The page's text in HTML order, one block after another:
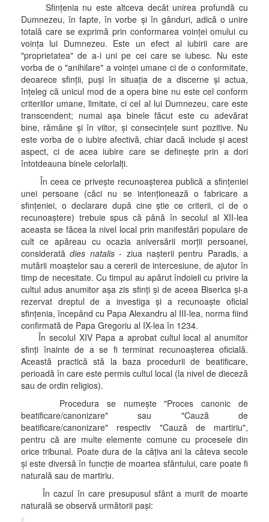
Sfinţenia nu este altceva decât unirea profundă cu
Dumnezeu, în fapte, în vorbe şi în gânduri, adică o unire
totală care se exprimă prin conformarea voinţei omului cu
voinţa lui Dumnezeu. Este un efect al iubirii care are
"proprietatea" de a-i uni pe cei care se iubesc. Nu este
vorba de o "anihilare" a voinţei umane ci de o conformitate,
deoarece sfinţii, puşi în situaţia de a discerne şi actua,
înţeleg că unicul mod de a opera bine nu este cel conform
criteriilor umane, limitate, ci cel al lui Dumnezeu, care este
transcendent; numai aşa binele făcut este cu adevărat
bine, rămâne şi în viitor, şi consecinţele sunt pozitive. Nu
este vorba de o iubire afectivă, chiar dacă include şi acest
aspect, ci de acea iubire care se defineşte prin a dori
întotdeauna binele celorlalţi.
În ceea ce priveşte recunoaşterea publică a sfinţeniei
unei persoane (căci nu se intenţionează o fabricare a
sfinţeniei, o declarare după cine ştie ce criterii, ci de o
recunoaştere) trebuie spus că până în secolul al XII-lea
aceasta se făcea la nivel local prin manifestări populare de
cult ce apăreau cu ocazia aniversării morţii persoanei,
consideratădies natalis- ziua naşterii pentru Paradis, a
mutării moaştelor sau a cererii de intercesiune, de ajutor în
timp de necesitate. Cu timpul au apărut îndoieli cu privire la
cultul adus anumitor aşa zis sfinţi şi de aceea Biserica şi-a
rezervat dreptul de a investiga şi a recunoaşte oficial
sfinţenia, începând cu Papa Alexandru al III-lea, norma fiind
confirmată de Papa Gregoriu al IX-lea în 1234.
În secolul XIV Papa a aprobat cultul local al anumitor
sfinţi înainte de a se fi terminat recunoaşterea oficială.
Această practică stă la baza procedurii de beatificare,
perioadă în care este permis cultul local (la nivel de dieceză
sau de ordin religios).
Procedura se numeşte "Proces canonic de
beatificare/canonizare" sau "Cauză de
beatificare/canonizare" respectiv "Cauză de martiriu",
pentru că are multe elemente comune cu procesele din
orice tribunal. Poate dura de la câţiva ani la câteva secole
şi este diversă în funcţie de moartea sfântului, care poate fi
naturală sau de martiriu.
În cazul în care presupusul sfânt a murit de moarte
naturală se observă următorii paşi: